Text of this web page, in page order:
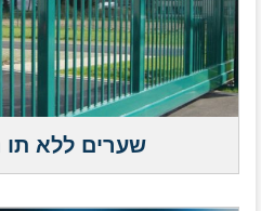
שערים ללא תו